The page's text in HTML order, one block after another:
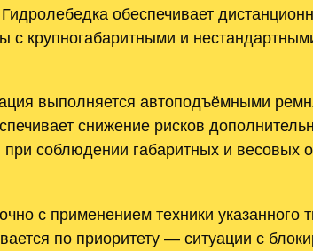
обеспечивает
крупногабаритными и
выполняется автоподъёмными
снижение рисков
соблюдении габаритных и весовых
с применением техники указанного
по приоритету — ситуации с